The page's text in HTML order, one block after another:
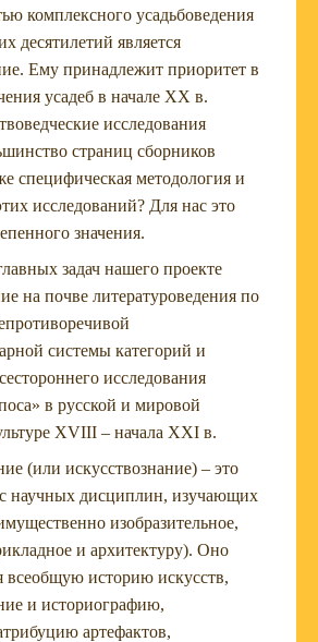
комплексного усадьбоведения
десятилетий является
Ему принадлежит приоритет в
усадеб в начале XX в.
исследования
страниц сборников
специфическая методология и
исследований? Для нас это
значения.
задач нашего проекте
на почве литературоведения по
системы категорий и
исследования
в русской и мировой
XVIII – начала XXI в.
(или искусствознание) – это
научных дисциплин, изучающих
изобразительное,
и архитектуру). Оно
всеобщую историю искусств,
и историографию,
артефактов,